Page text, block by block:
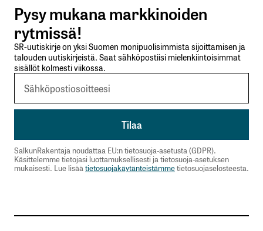
Lähetä kommentti
Pysy mukana markkinoiden
rytmissä!
SR-uutiskirje on yksi Suomen monipuolisimmista sijoittamisen ja
talouden uutiskirjeistä. Saat sähköpostiisi mielenkiintoisimmat
sisällöt kolmesti viikossa.
SalkunRakentaja noudattaa EU:n tietosuoja-asetusta (GDPR).
Käsittelemme tietojasi luottamuksellisesti ja tietosuoja-asetuksen
mukaisesti. Lue lisää tietosuojakäytänteistämmetietosuojaselosteesta.